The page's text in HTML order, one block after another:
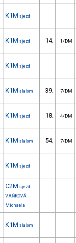
K1M sjezd
K1M sjezd 14. 1/DM
K1M sjezd
K1M slalom 39. 7/DM
K1M sjezd 18. 4/DM
K1M slalom 54. 7/DM
K1M sjezd
C2M sjezd
VAŇKOVÁ
Michaela
K1M slalom